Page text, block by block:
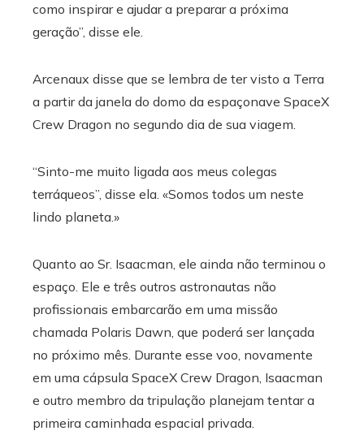
como inspirar e ajudar a preparar a próxima
geração”, disse ele.
Arcenaux disse que se lembra de ter visto a Terra
a partir da janela do domo da espaçonave SpaceX
Crew Dragon no segundo dia de sua viagem.
“Sinto-me muito ligada aos meus colegas
terráqueos”, disse ela. «Somos todos um neste
lindo planeta.»
Quanto ao Sr. Isaacman, ele ainda não terminou o
espaço. Ele e três outros astronautas não
profissionais embarcarão em uma missão
chamada Polaris Dawn, que poderá ser lançada
no próximo mês. Durante esse voo, novamente
em uma cápsula SpaceX Crew Dragon, Isaacman
e outro membro da tripulação planejam tentar a
primeira caminhada espacial privada.